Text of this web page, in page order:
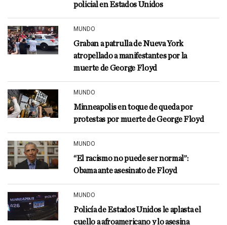
policial en Estados Unidos
MUNDO
Graban a patrulla de Nueva York
atropellado a manifestantes por la
muerte de George Floyd
MUNDO
Minneapolis en toque de queda por
protestas por muerte de George Floyd
MUNDO
“El racismo no puede ser normal”:
Obama ante asesinato de Floyd
MUNDO
Policía de Estados Unidos le aplasta el
cuello a afroamericano y lo asesina